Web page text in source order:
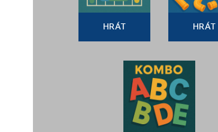
HRÁT HRÁT